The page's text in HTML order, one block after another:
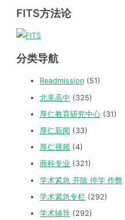
FITS方法论
分类导航
Readmission (51)
北美高中 (325)
厚仁教育研究中心 (31)
厚仁新闻 (33)
厚仁视频 (4)
商科专业 (321)
学术紧急 开除 停学 作弊
学术紧急专栏 (292)
学术辅导 (292)